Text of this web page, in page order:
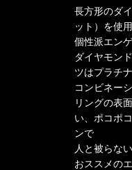
長方形のダ
ット）を使
個性派エン
ダイヤモン
ツはプラチ
コンビネー
リングの表
い、ポコポ
ンで
人と被らな
おススメの